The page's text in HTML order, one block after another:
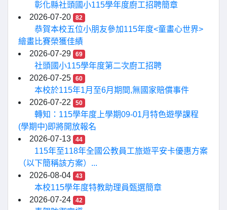
彰化縣社頭國小115學年度廚工招聘簡章
2026-07-20
82
恭賀本校五位小朋友參加115年度<童畫心世界>
繪畫比賽榮獲佳績
2026-07-29
69
社頭國小115學年度第二次廚工招聘
2026-07-25
60
本校於115年1月至6月期間,無國家賠償事件
2026-07-22
50
轉知：115學年度上學期09-01月特色遊學課程
(學期中)即將開放報名
2026-07-13
44
115年至118年全國公教員工旅遊平安卡優惠方案
（以下簡稱該方案）...
2026-08-04
43
本校115學年度特教助理員甄選簡章
2026-07-24
42